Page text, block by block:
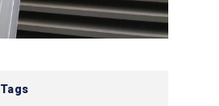
Tags